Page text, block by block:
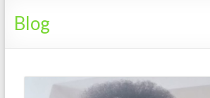
Tanzania
Blog